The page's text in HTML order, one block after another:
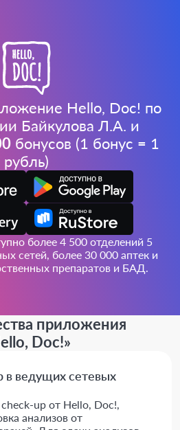
Hello, Doc! по
Байкулова Л.А. и
бонусов (1 бонус = 1
рубль)
более 4 500 отделений 5
сетей, более 30 000 аптек и
препаратов и БАД.
приложения
Doc!»
в ведущих сетевых
up от Hello, Doc!,
анализов от